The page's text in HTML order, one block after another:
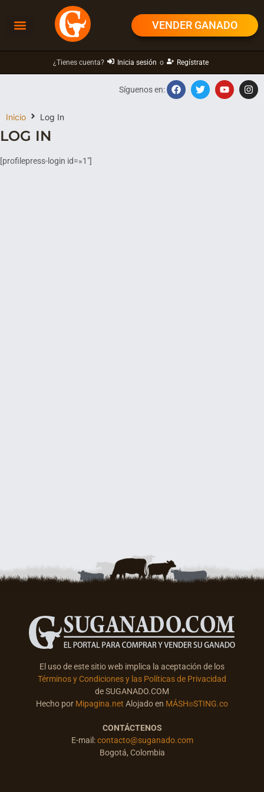
VENDER GANADO
¿Tienes cuenta? Inicia sesión o Regístrate
Inicio Log In
Síguenos en:
LOG IN
[profilepress-login id=»1″]
El uso de este sitio web implica la aceptación de los
Términos y Condiciones y las Políticas de Privacidad
de SUGANADO.COM
Hecho por Mipagina.net Alojado en MÁSH⌾STING.co
CONTÁCTENOS
E-mail:contacto@suganado.com
Bogotá, Colombia